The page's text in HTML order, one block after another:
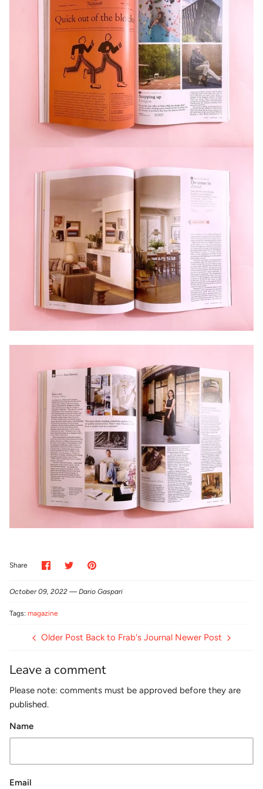
Share
Share
on
SharePin
October 09, 2022 —Dario Gaspari
Tags: magazine
Older Post Back to Frab's Journal Newer Post
Leave a comment
Please note: comments must be approved before they are
published.
Name
Email